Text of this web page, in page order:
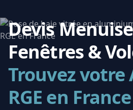
Devis
Fenêtres &
Trouvez votre
RGE en France